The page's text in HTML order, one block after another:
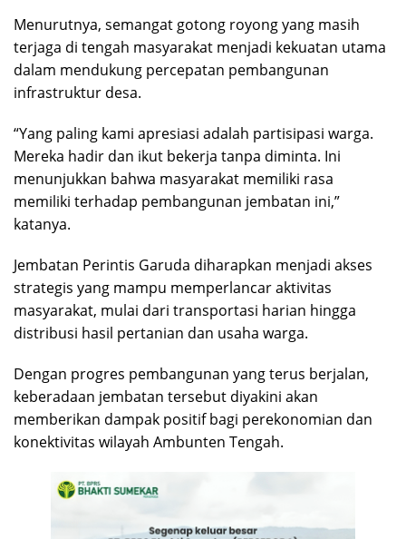
Menurutnya, semangat gotong royong yang masih
terjaga di tengah masyarakat menjadi kekuatan utama
dalam mendukung percepatan pembangunan
infrastruktur desa.
“Yang paling kami apresiasi adalah partisipasi warga.
Mereka hadir dan ikut bekerja tanpa diminta. Ini
menunjukkan bahwa masyarakat memiliki rasa
memiliki terhadap pembangunan jembatan ini,”
katanya.
Jembatan Perintis Garuda diharapkan menjadi akses
strategis yang mampu memperlancar aktivitas
masyarakat, mulai dari transportasi harian hingga
distribusi hasil pertanian dan usaha warga.
Dengan progres pembangunan yang terus berjalan,
keberadaan jembatan tersebut diyakini akan
memberikan dampak positif bagi perekonomian dan
konektivitas wilayah Ambunten Tengah.